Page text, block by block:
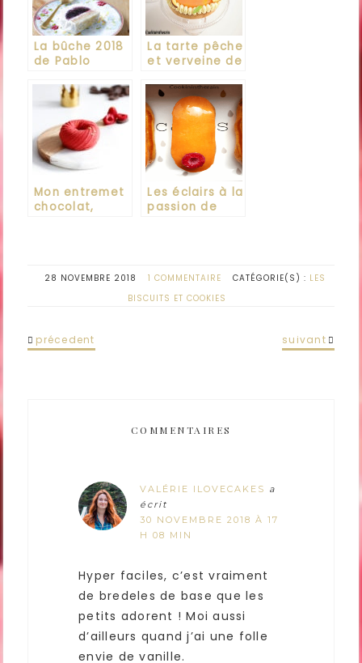
La bûche 2018
de Pablo
La tarte pêche
et verveine de
Cagnes
Mon entremet
chocolat,
Les éclairs à la
passion de
28 NOVEMBRE 2018 1 COMMENTAIRE CATÉGORIE(S) : LES
BISCUITS ET COOKIES
précedent suivant
COMMENTAIRES
VALÉRIE ILOVECAKES a
écrit
30 NOVEMBRE 2018 À 17
H 08 MIN
Hyper faciles, c’est vraiment
de bredeles de base que les
petits adorent ! Moi aussi
d’ailleurs quand j’ai une folle
envie de vanille.